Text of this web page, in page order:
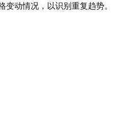
变动情况，以识别重复趋势。